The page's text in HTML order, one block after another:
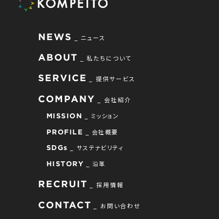
NEWS ニュース
ABOUT 私たちについて
SERVICE 提供サービス
COMPANY 会社紹介
MISSION ミッション
PROFILE 会社概要
SDGs サステナビリティ
HISTORY 沿革
RECRUIT 採用情報
CONTACT お問い合わせ